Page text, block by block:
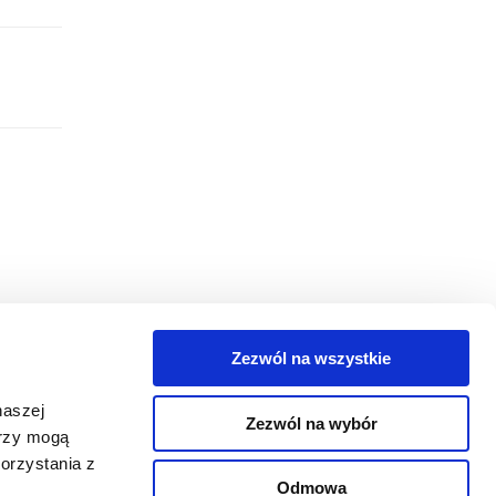
mogą
z
Zezwól na wszystkie
Zezwól na wybór
Odmowa
się